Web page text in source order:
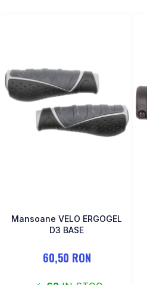
Mansoane VELO ERGOGEL
D3 BASE
60,50 RON